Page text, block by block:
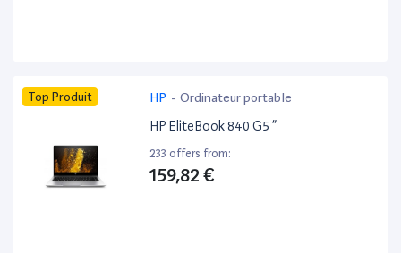
Top Produit HP - Ordinateur portable
HP EliteBook 840 G5 ”
233 offers from:
159,82 €